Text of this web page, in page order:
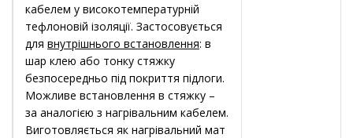
кабелем у високотемпературній
тефлоновій ізоляції. Застосовується
для внутрішнього встановлення: в
шар клею або тонку стяжку
безпосередньо під покриття підлоги.
Можливе встановлення в стяжку –
за аналогією з нагрівальним кабелем.
Виготовляється як нагрівальний мат